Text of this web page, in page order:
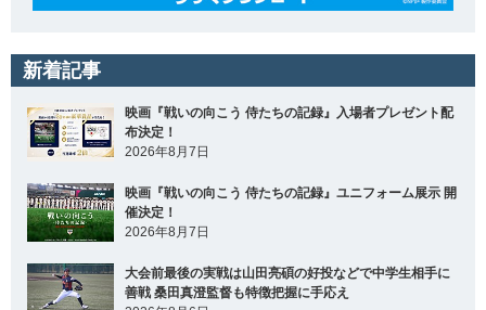
新着記事
映画『戦いの向こう 侍たちの記録』入場者プレゼント配
布決定！
2026年8月7日
映画『戦いの向こう 侍たちの記録』ユニフォーム展示 開
催決定！
2026年8月7日
大会前最後の実戦は山田亮碩の好投などで中学生相手に
善戦 桑田真澄監督も特徴把握に手応え